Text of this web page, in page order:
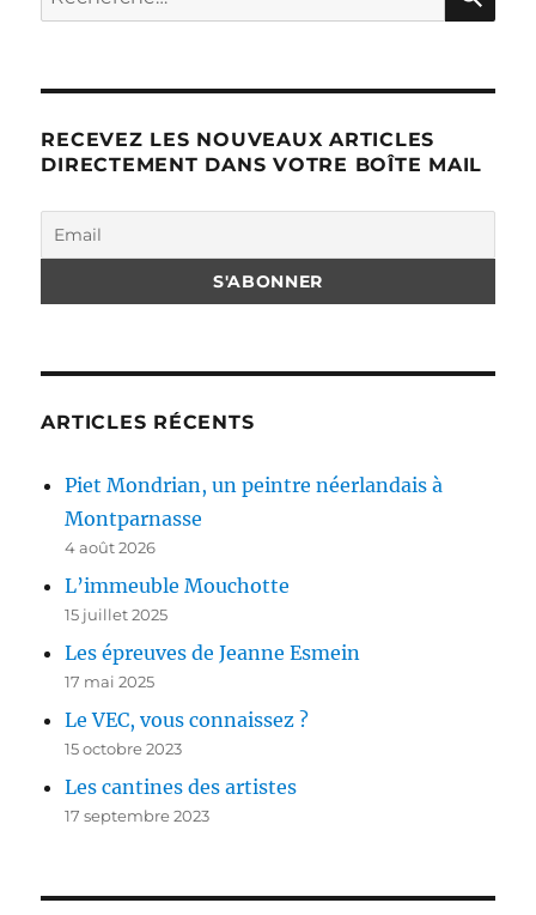
pour :
RECEVEZ LES NOUVEAUX ARTICLES
DIRECTEMENT DANS VOTRE BOÎTE MAIL
ARTICLES RÉCENTS
Piet Mondrian, un peintre néerlandais à
Montparnasse
4 août 2026
L’immeuble Mouchotte
15 juillet 2025
Les épreuves de Jeanne Esmein
17 mai 2025
Le VEC, vous connaissez ?
15 octobre 2023
Les cantines des artistes
17 septembre 2023